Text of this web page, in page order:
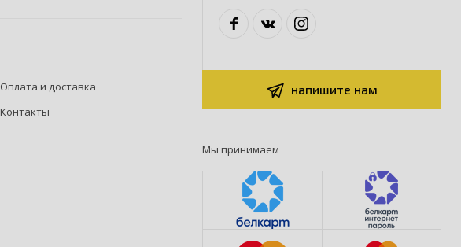
Оплата и доставка
Контакты
напишите нам
Мы принимаем